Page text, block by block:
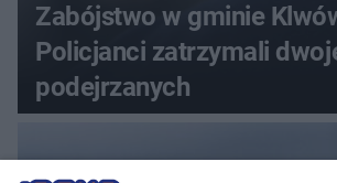
Zabójstwo w gminie
Policjanci zatrzymali
podejrzanych